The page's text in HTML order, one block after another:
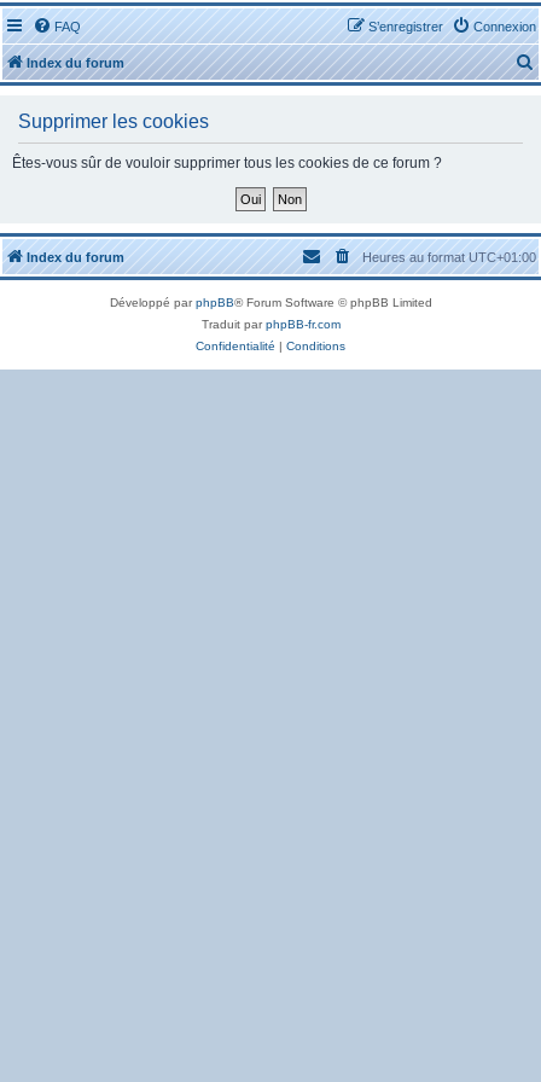
FAQ Connexion
S’enregistrer
Index du forum
e
c
h
Supprimer les cookies
Êtes-vous sûr de vouloir supprimer tous les cookies de ce forum ?
Index du forum Heures au formatUTC+01:00
Développé parphpBB® Forum Software © phpBB Limited
Traduit parphpBB-fr.com
Confidentialité | Conditions